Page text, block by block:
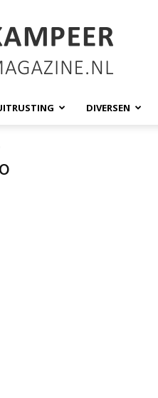
KampeerMagazine
DIVERSEN